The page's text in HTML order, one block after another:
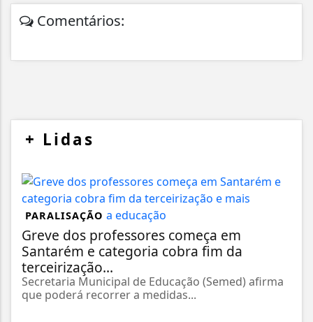
Comentários:
+ Lidas
PARALISAÇÃO
Greve dos professores começa em
Santarém e categoria cobra fim da
terceirização...
Secretaria Municipal de Educação (Semed) afirma
que poderá recorrer a medidas...